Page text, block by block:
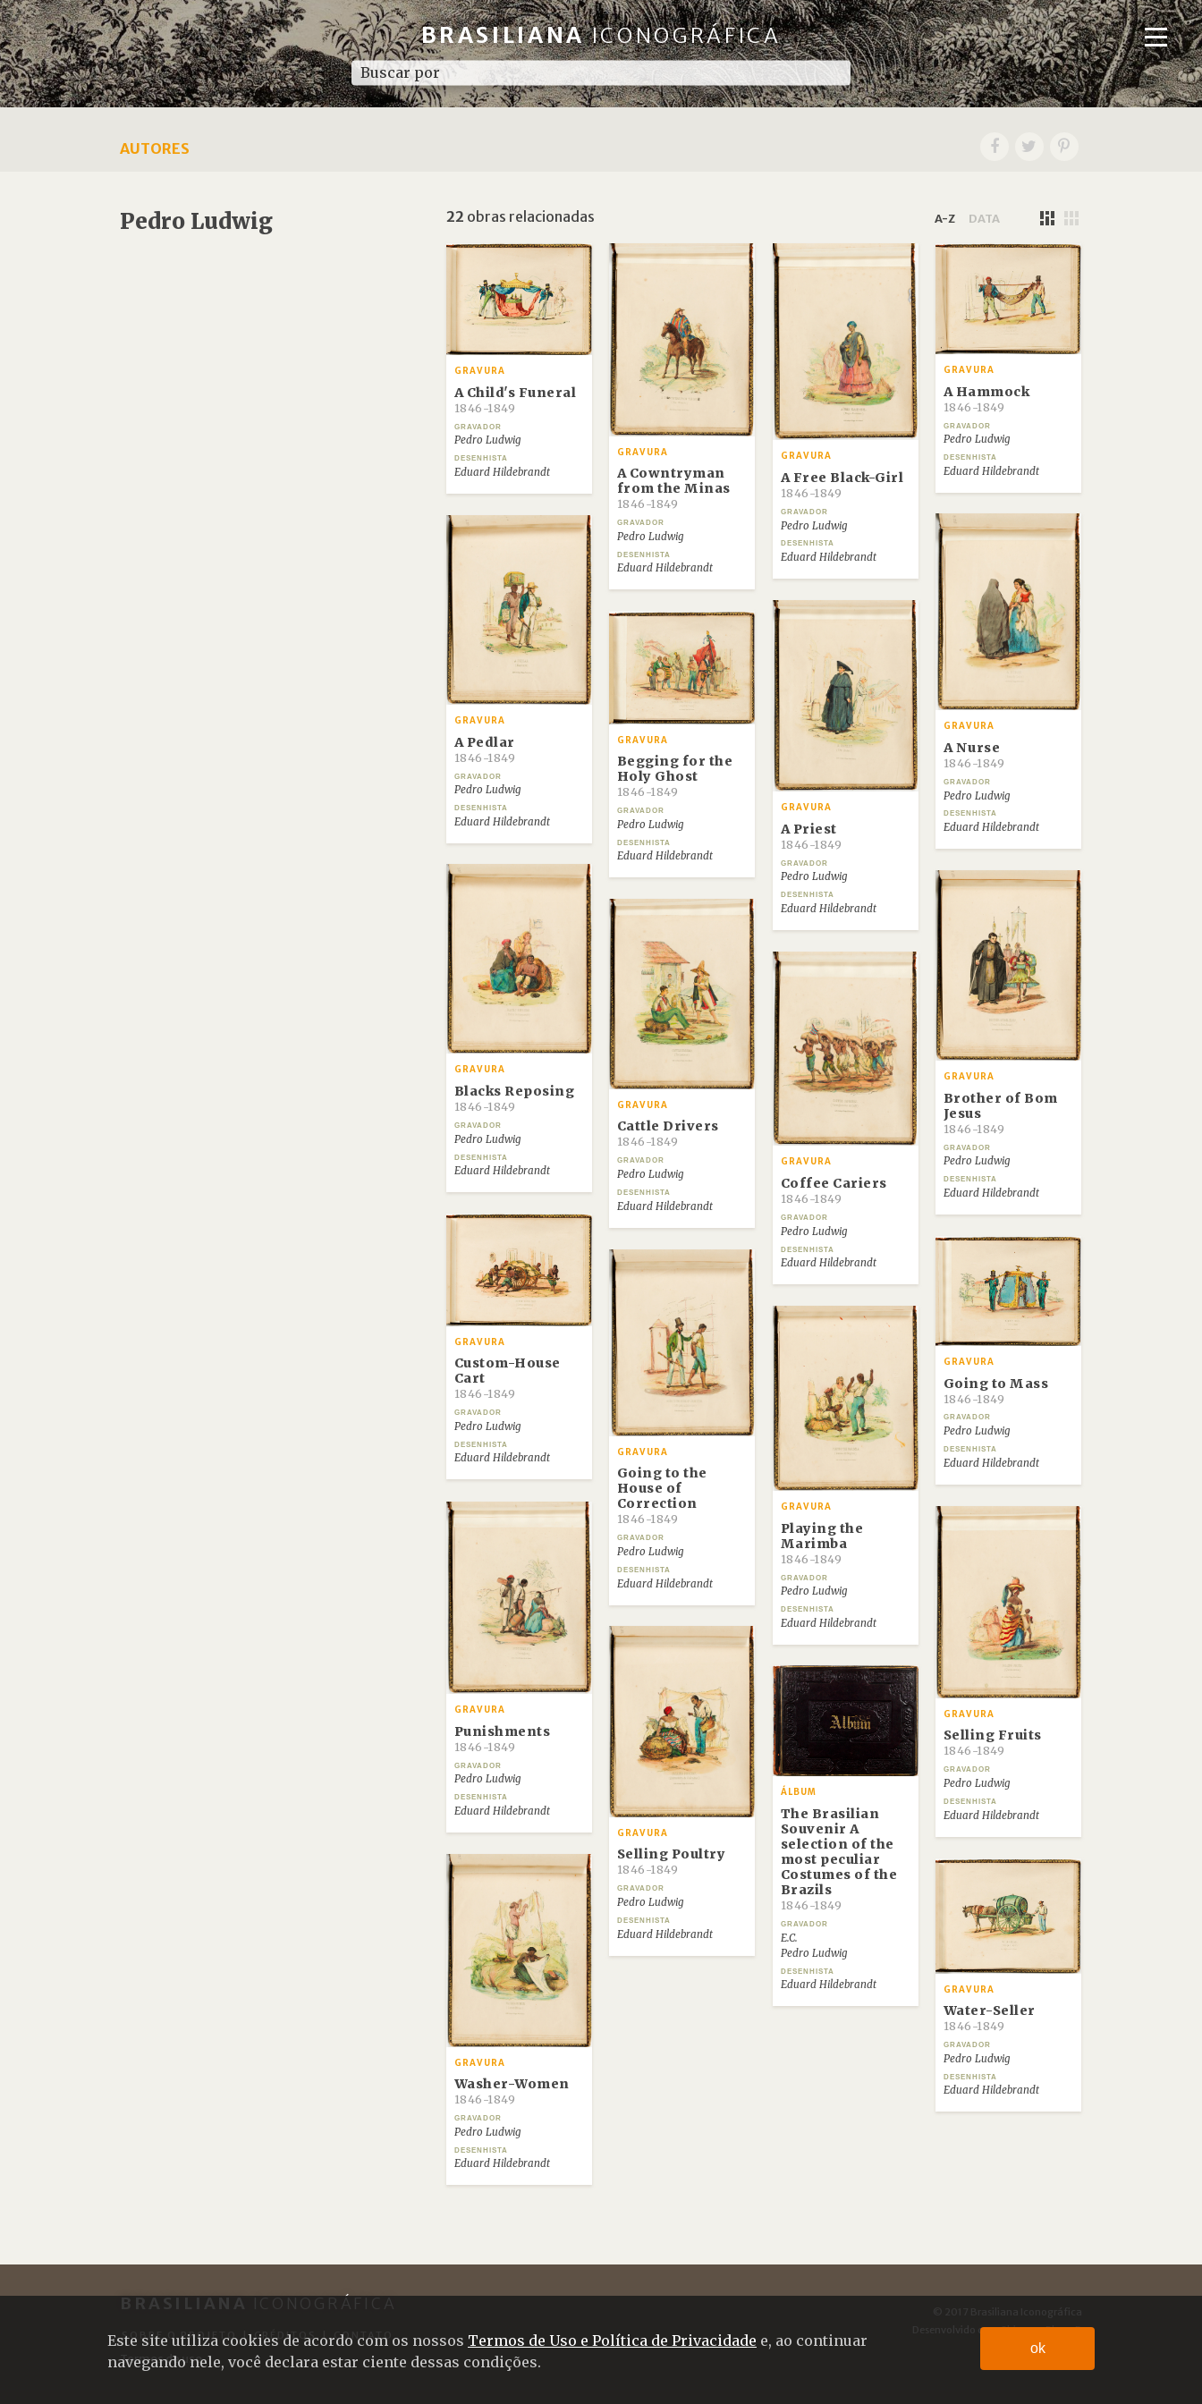
Este site utiliza cookies de acordo com os nossos Termos de Uso e Política de Privacidade e, ao continuar
navegando nele, você declara estar ciente dessas condições.
ok
BRASILIANAICONOGRÁFICA
AUTORES
Pedro Ludwig 22 obras relacionadas A-Z DATA
GRAVURA
A Child's Funeral
1846-1849
GRAVADOR
Pedro Ludwig
DESENHISTA
Eduard Hildebrandt
GRAVURA
A Cowntryman
from the Minas
1846-1849
GRAVADOR
Pedro Ludwig
DESENHISTA
Eduard Hildebrandt
GRAVURA
A Free Black-Girl
1846-1849
GRAVADOR
Pedro Ludwig
DESENHISTA
Eduard Hildebrandt
GRAVURA
A Hammock
1846-1849
GRAVADOR
Pedro Ludwig
DESENHISTA
Eduard Hildebrandt
GRAVURA
A Nurse
1846-1849
GRAVADOR
Pedro Ludwig
DESENHISTA
Eduard Hildebrandt
GRAVURA
A Pedlar
1846-1849
GRAVADOR
Pedro Ludwig
DESENHISTA
Eduard Hildebrandt
GRAVURA
A Priest
1846-1849
GRAVADOR
Pedro Ludwig
DESENHISTA
Eduard Hildebrandt
GRAVURA
Begging for the
Holy Ghost
1846-1849
GRAVADOR
Pedro Ludwig
DESENHISTA
Eduard Hildebrandt
GRAVURA
Blacks Reposing
1846-1849
GRAVADOR
Pedro Ludwig
DESENHISTA
Eduard Hildebrandt
GRAVURA
Brother of Bom
Jesus
1846-1849
GRAVADOR
Pedro Ludwig
DESENHISTA
Eduard Hildebrandt
GRAVURA
Cattle Drivers
1846-1849
GRAVADOR
Pedro Ludwig
DESENHISTA
Eduard Hildebrandt
GRAVURA
Coffee Cariers
1846-1849
GRAVADOR
Pedro Ludwig
DESENHISTA
Eduard Hildebrandt
GRAVURA
Custom-House
Cart
1846-1849
GRAVADOR
Pedro Ludwig
DESENHISTA
Eduard Hildebrandt
GRAVURA
Going to Mass
1846-1849
GRAVADOR
Pedro Ludwig
DESENHISTA
Eduard Hildebrandt
GRAVURA
Going to the
House of
Correction
1846-1849
GRAVADOR
Pedro Ludwig
DESENHISTA
Eduard Hildebrandt
GRAVURA
Playing the
Marimba
1846-1849
GRAVADOR
Pedro Ludwig
DESENHISTA
Eduard Hildebrandt
GRAVURA
Punishments
1846-1849
GRAVADOR
Pedro Ludwig
DESENHISTA
Eduard Hildebrandt
GRAVURA
Selling Fruits
1846-1849
GRAVADOR
Pedro Ludwig
DESENHISTA
Eduard Hildebrandt
GRAVURA
Selling Poultry
1846-1849
GRAVADOR
Pedro Ludwig
DESENHISTA
Eduard Hildebrandt
ÁLBUM
The Brasilian
Souvenir A
selection of the
most peculiar
Costumes of the
Brazils
1846-1849
GRAVADOR
E.C.
Pedro Ludwig
DESENHISTA
Eduard Hildebrandt
GRAVURA
Washer-Women
1846-1849
GRAVADOR
Pedro Ludwig
DESENHISTA
Eduard Hildebrandt
GRAVURA
Water-Seller
1846-1849
GRAVADOR
Pedro Ludwig
DESENHISTA
Eduard Hildebrandt
BRASILIANA ICONOGRÁFICA
SOBRE O PROJETO | CRÉDITOS |CONTATO
Termos de uso
Desenvolvido comShiroporPlano B